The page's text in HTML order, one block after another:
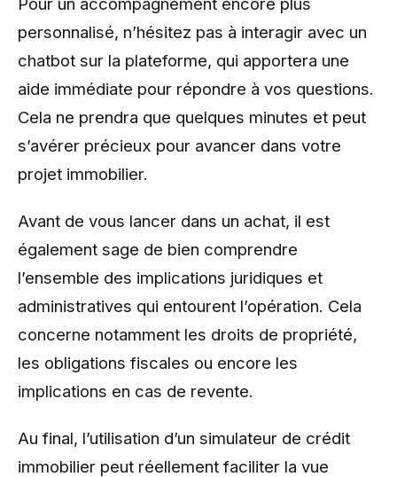
personnalisé, n’hésitez pas à interagir avec un
chatbot sur la plateforme, qui apportera une
aide immédiate pour répondre à vos questions.
Cela ne prendra que quelques minutes et peut
s’avérer précieux pour avancer dans votre
projet immobilier.
Avant de vous lancer dans un achat, il est
également sage de bien comprendre
l’ensemble des implications juridiques et
administratives qui entourent l’opération. Cela
concerne notamment les droits de propriété,
les obligations fiscales ou encore les
implications en cas de revente.
Au final, l’utilisation d’un simulateur de crédit
immobilier peut réellement faciliter la vue